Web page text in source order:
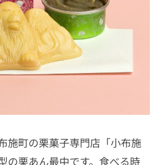
施町の栗菓子専門店「小布施
の栗あん最中です。食べる時